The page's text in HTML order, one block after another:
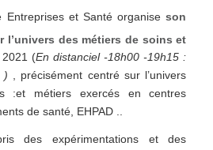
Entreprises et Santé organiseson
l’univers des métiers de soins et
(En distanciel -18h00 -19h15 :
) , précisément centré sur l’univers
:et métiers exercés en centres
de santé, EHPAD ..
des expérimentations et des